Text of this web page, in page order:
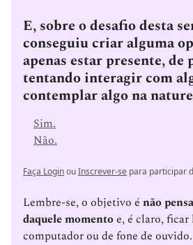
E, sobre o desafio desta
conseguiu criar alguma
apenas estar presente, de
tentando interagir com
contemplar algo na
Sim.
Não.
Faça LoginouInscrever-se para participar
Lembre-se, o objetivo é não
daquele momentoe, é claro,
computador ou de fone de ouvido.